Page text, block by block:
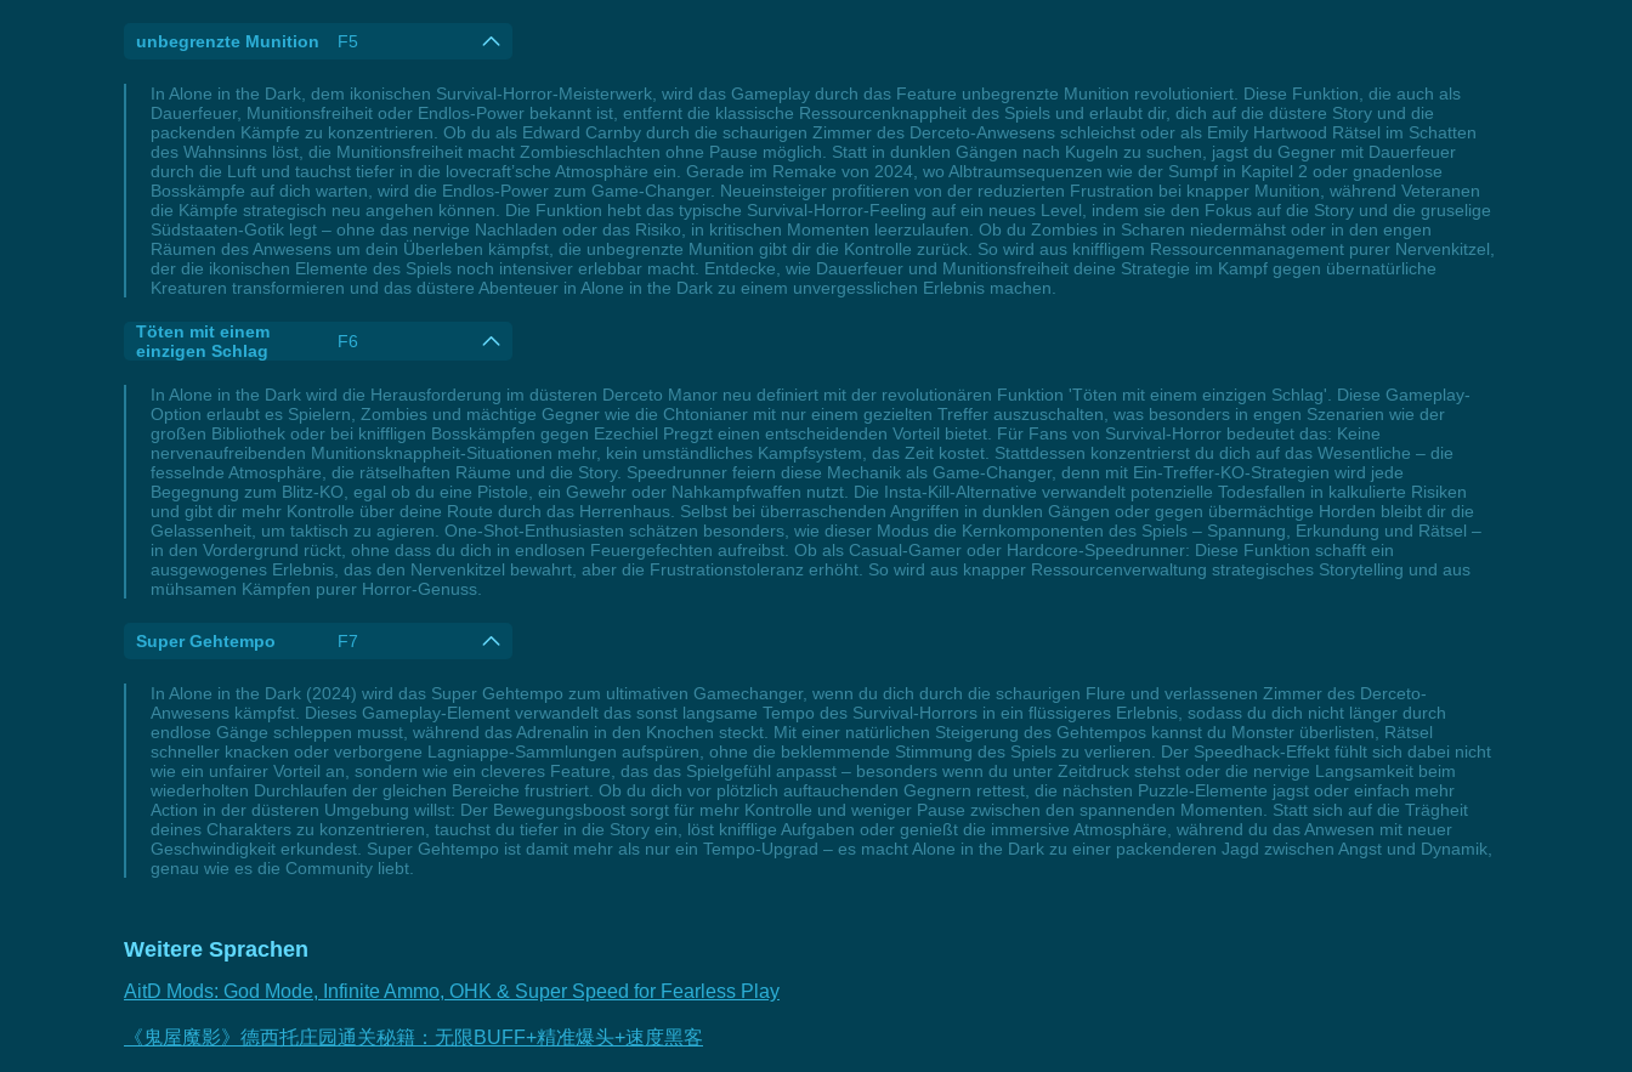
unbegrenzte Munition F5
In Alone in the Dark, dem ikonischen Survival-Horror-Meisterwerk, wird das Gameplay durch das Feature unbegrenzte Munition revolutioniert. Diese Funktion, die auch als
Dauerfeuer, Munitionsfreiheit oder Endlos-Power bekannt ist, entfernt die klassische Ressourcenknappheit des Spiels und erlaubt dir, dich auf die düstere Story und die
packenden Kämpfe zu konzentrieren. Ob du als Edward Carnby durch die schaurigen Zimmer des Derceto-Anwesens schleichst oder als Emily Hartwood Rätsel im Schatten
des Wahnsinns löst, die Munitionsfreiheit macht Zombieschlachten ohne Pause möglich. Statt in dunklen Gängen nach Kugeln zu suchen, jagst du Gegner mit Dauerfeuer
durch die Luft und tauchst tiefer in die lovecraft’sche Atmosphäre ein. Gerade im Remake von 2024, wo Albtraumsequenzen wie der Sumpf in Kapitel 2 oder gnadenlose
Bosskämpfe auf dich warten, wird die Endlos-Power zum Game-Changer. Neueinsteiger profitieren von der reduzierten Frustration bei knapper Munition, während Veteranen
die Kämpfe strategisch neu angehen können. Die Funktion hebt das typische Survival-Horror-Feeling auf ein neues Level, indem sie den Fokus auf die Story und die gruselige
Südstaaten-Gotik legt – ohne das nervige Nachladen oder das Risiko, in kritischen Momenten leerzulaufen. Ob du Zombies in Scharen niedermähst oder in den engen
Räumen des Anwesens um dein Überleben kämpfst, die unbegrenzte Munition gibt dir die Kontrolle zurück. So wird aus kniffligem Ressourcenmanagement purer Nervenkitzel,
der die ikonischen Elemente des Spiels noch intensiver erlebbar macht. Entdecke, wie Dauerfeuer und Munitionsfreiheit deine Strategie im Kampf gegen übernatürliche
Kreaturen transformieren und das düstere Abenteuer in Alone in the Dark zu einem unvergesslichen Erlebnis machen.
Töten mit einem
einzigen Schlag
F6
In Alone in the Dark wird die Herausforderung im düsteren Derceto Manor neu definiert mit der revolutionären Funktion 'Töten mit einem einzigen Schlag'. Diese Gameplay-
Option erlaubt es Spielern, Zombies und mächtige Gegner wie die Chtonianer mit nur einem gezielten Treffer auszuschalten, was besonders in engen Szenarien wie der
großen Bibliothek oder bei kniffligen Bosskämpfen gegen Ezechiel Pregzt einen entscheidenden Vorteil bietet. Für Fans von Survival-Horror bedeutet das: Keine
nervenaufreibenden Munitionsknappheit-Situationen mehr, kein umständliches Kampfsystem, das Zeit kostet. Stattdessen konzentrierst du dich auf das Wesentliche – die
fesselnde Atmosphäre, die rätselhaften Räume und die Story. Speedrunner feiern diese Mechanik als Game-Changer, denn mit Ein-Treffer-KO-Strategien wird jede
Begegnung zum Blitz-KO, egal ob du eine Pistole, ein Gewehr oder Nahkampfwaffen nutzt. Die Insta-Kill-Alternative verwandelt potenzielle Todesfallen in kalkulierte Risiken
und gibt dir mehr Kontrolle über deine Route durch das Herrenhaus. Selbst bei überraschenden Angriffen in dunklen Gängen oder gegen übermächtige Horden bleibt dir die
Gelassenheit, um taktisch zu agieren. One-Shot-Enthusiasten schätzen besonders, wie dieser Modus die Kernkomponenten des Spiels – Spannung, Erkundung und Rätsel –
in den Vordergrund rückt, ohne dass du dich in endlosen Feuergefechten aufreibst. Ob als Casual-Gamer oder Hardcore-Speedrunner: Diese Funktion schafft ein
ausgewogenes Erlebnis, das den Nervenkitzel bewahrt, aber die Frustrationstoleranz erhöht. So wird aus knapper Ressourcenverwaltung strategisches Storytelling und aus
mühsamen Kämpfen purer Horror-Genuss.
Super Gehtempo F7
In Alone in the Dark (2024) wird das Super Gehtempo zum ultimativen Gamechanger, wenn du dich durch die schaurigen Flure und verlassenen Zimmer des Derceto-
Anwesens kämpfst. Dieses Gameplay-Element verwandelt das sonst langsame Tempo des Survival-Horrors in ein flüssigeres Erlebnis, sodass du dich nicht länger durch
endlose Gänge schleppen musst, während das Adrenalin in den Knochen steckt. Mit einer natürlichen Steigerung des Gehtempos kannst du Monster überlisten, Rätsel
schneller knacken oder verborgene Lagniappe-Sammlungen aufspüren, ohne die beklemmende Stimmung des Spiels zu verlieren. Der Speedhack-Effekt fühlt sich dabei nicht
wie ein unfairer Vorteil an, sondern wie ein cleveres Feature, das das Spielgefühl anpasst – besonders wenn du unter Zeitdruck stehst oder die nervige Langsamkeit beim
wiederholten Durchlaufen der gleichen Bereiche frustriert. Ob du dich vor plötzlich auftauchenden Gegnern rettest, die nächsten Puzzle-Elemente jagst oder einfach mehr
Action in der düsteren Umgebung willst: Der Bewegungsboost sorgt für mehr Kontrolle und weniger Pause zwischen den spannenden Momenten. Statt sich auf die Trägheit
deines Charakters zu konzentrieren, tauchst du tiefer in die Story ein, löst knifflige Aufgaben oder genießt die immersive Atmosphäre, während du das Anwesen mit neuer
Geschwindigkeit erkundest. Super Gehtempo ist damit mehr als nur ein Tempo-Upgrad – es macht Alone in the Dark zu einer packenderen Jagd zwischen Angst und Dynamik,
genau wie es die Community liebt.
Weitere Sprachen
AitD Mods: God Mode, Infinite Ammo, OHK & Super Speed for Fearless Play
《鬼屋魔影》德西托庄园通关秘籍：无限BUFF+精准爆头+速度黑客